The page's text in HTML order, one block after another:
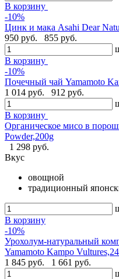
В корзину
-10%
Цинк и мака Asahi Dear
950 руб.
855 руб.
В корзину
-10%
Почечный чай Yamamoto
1 014 руб.
912 руб.
В корзину
Органическое мисо в
Powder,200g
1 298 руб.
Вкус
овощной
традиционный
В корзину
-10%
Урохолум-натуральный
Yamamoto Kampo
1 845 руб.
1 661 руб.